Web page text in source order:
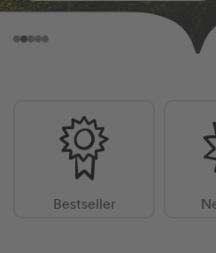
Bestseller